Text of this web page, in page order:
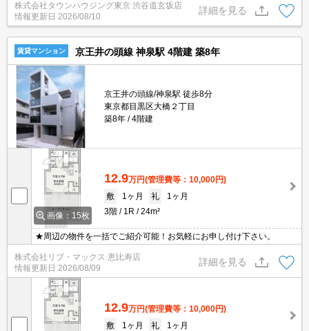
株式会社タウンハウジング東京 渋谷道玄坂店
情報更新日 2026/08/10
詳細を見る
賃貸マンション 京王井の頭線 神泉駅 4階建 築8年
京王井の頭線/神泉駅 徒歩8分
東京都目黒区大橋２丁目
築8年
4階建
画像：15枚
12.9万円(管理費等：10,000円)
敷
1ヶ月 礼
1ヶ月
3階
1R 24m²
★周辺の物件を一括でご紹介可能！お気軽にお申し付け下さい。
株式会社リブ・マックス 恵比寿店
情報更新日 2026/08/09
詳細を見る
12.9万円(管理費等：10,000円)
敷
1ヶ月 礼
1ヶ月